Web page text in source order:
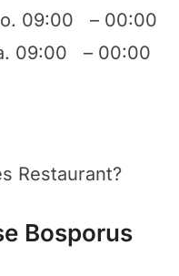
09:00 – 00:00
09:00 – 00:00
Restaurant?
Bosporus